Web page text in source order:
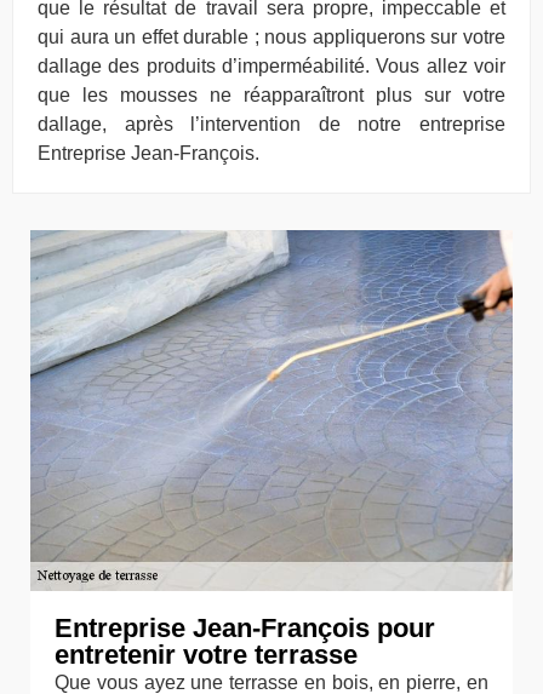
que le résultat de travail sera propre, impeccable et
qui aura un effet durable ; nous appliquerons sur votre
dallage des produits d’imperméabilité. Vous allez voir
que les mousses ne réapparaîtront plus sur votre
dallage, après l’intervention de notre entreprise
Entreprise Jean-François.
Entreprise Jean-François pour
entretenir votre terrasse
Que vous ayez une terrasse en bois, en pierre, en